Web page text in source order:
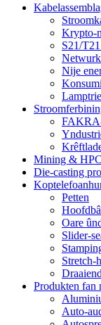
Krypto-
S21/
Nije
Mining &
Die-casting
Petten
Oare
Slider-
Stretch-
Produkten fan
Auto-